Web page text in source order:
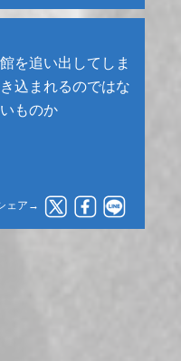
を追い出してしま
込まれるのではな
ものか
ェア→